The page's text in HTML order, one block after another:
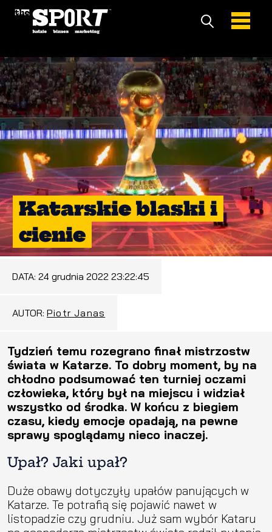
Katarskie blaski i
cienie
DATA: 24 grudnia 2022 23:22:45
AUTOR: Piotr Janas
Tydzień temu rozegrano finał mistrzostw
świata w Katarze. To dobry moment, by na
chłodno podsumować ten turniej oczami
człowieka, który był na miejscu i widział
wszystko od środka. W końcu z biegiem
czasu, kiedy emocje opadają, na pewne
sprawy spoglądamy nieco inaczej.
Upał? Jaki upał?
Duże obawy dotyczyły upałów panujących w
Katarze. Te potrafią się pojawić nawet w
listopadzie czy grudniu. Już sam wybór Kataru